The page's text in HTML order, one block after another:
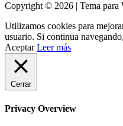
Copyright © 2026 | Tema para
Utilizamos cookies para
usuario. Si continua
Aceptar Leer más
Cerrar
Privacy Overview